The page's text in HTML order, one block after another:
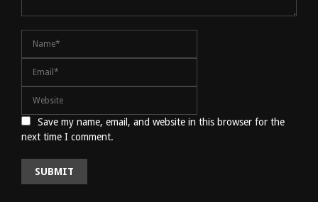
Save my name, email, and website in this browser for the
next time I comment.